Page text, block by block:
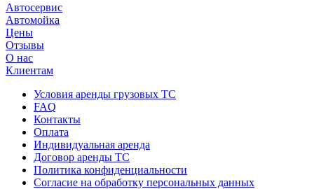
Автосервис
Автомойка
Цены
Отзывы
О нас
Клиентам
Условия аренды грузовых ТС
FAQ
Контакты
Оплата
Индивидуальная аренда
Договор аренды ТС
Политика конфиденциальности
Согласие на обработку персональных данных